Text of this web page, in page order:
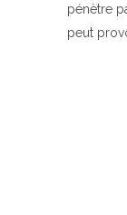
pénètre
peut